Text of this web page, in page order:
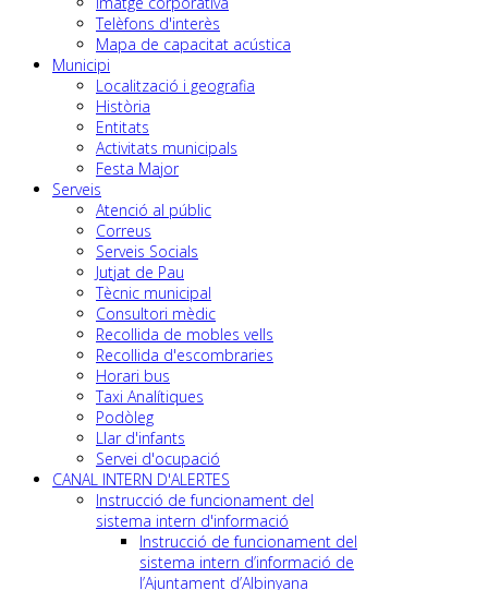
Telèfons d'interès
Mapa de capacitat acústica
Municipi
Localització i geografia
Història
Entitats
Activitats municipals
Festa Major
Serveis
Atenció al públic
Correus
Serveis Socials
Jutjat de Pau
Tècnic municipal
Consultori mèdic
Recollida de mobles vells
Recollida d'escombraries
Horari bus
Taxi Analítiques
Podòleg
Llar d'infants
Servei d'ocupació
CANAL INTERN D'ALERTES
Instrucció de funcionament del
sistema intern d'informació
Instrucció de funcionament del
sistema intern d’informació de
l’Ajuntament d’Albinyana